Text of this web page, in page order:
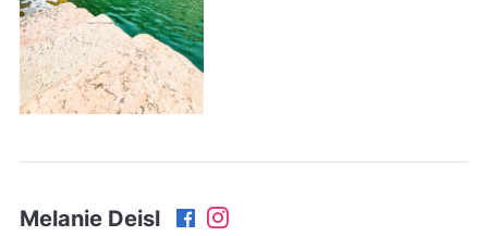
Melanie Deisl